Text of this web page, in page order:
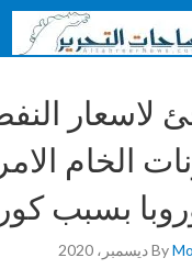
لاسعار
الخام
بسبب
By